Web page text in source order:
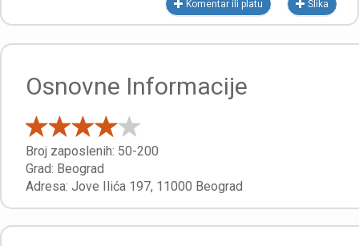
Komentar ili platu Slika
Osnovne Informacije
Broj zaposlenih: 50-200
Grad: Beograd
Adresa: Jove Ilića 197, 11000 Beograd